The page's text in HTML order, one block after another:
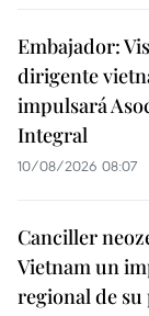
Embajador:
dirigente
impulsará
Integral
10/08/2026 08:07
Canciller
Vietnam un
regional de su